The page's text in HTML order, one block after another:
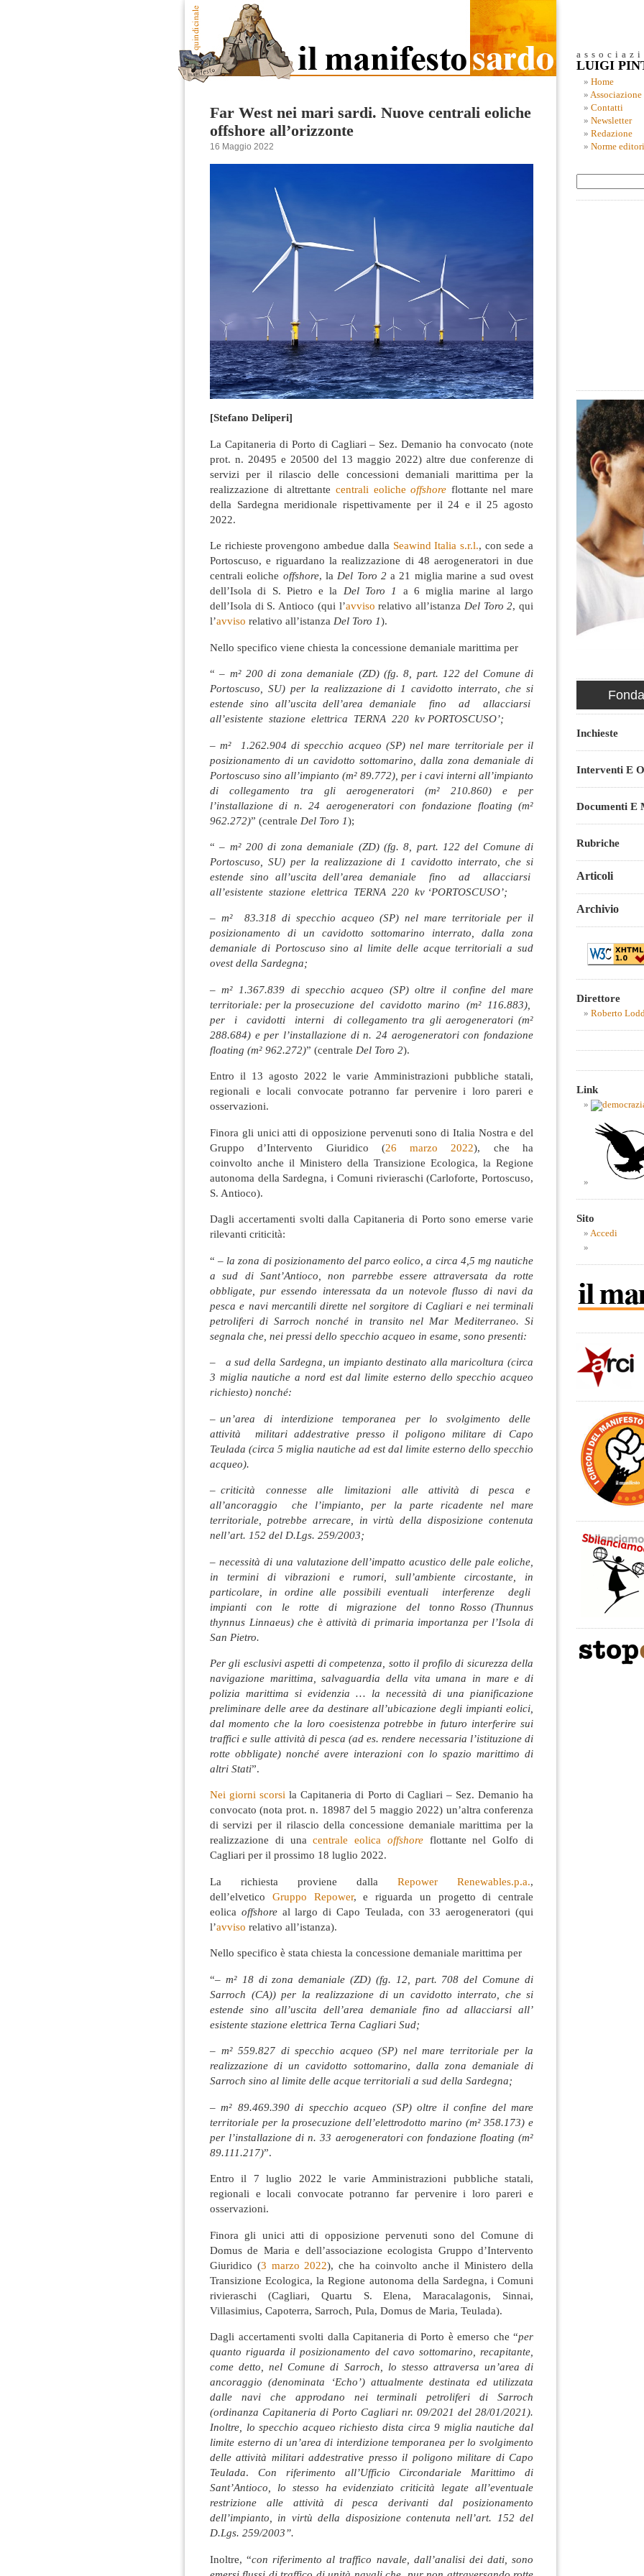
Far West nei mari sardi. Nuove centrali eoliche
offshore all’orizzonte
16 Maggio 2022
[Stefano Deliperi]
La Capitaneria di Porto di Cagliari – Sez. Demanio ha convocato (note
prot. n. 20495 e 20500 del 13 maggio 2022) altre due conferenze di
servizi per il rilascio delle concessioni demaniali marittima per la
realizzazione di altrettante centrali eolicheoffshore flottante nel mare
della Sardegna meridionale rispettivamente per il 24 e il 25 agosto
2022.
Le richieste provengono ambedue dalla Seawind Italia s.r.l., con sede a
Portoscuso, e riguardano la realizzazione di 48 aerogeneratori in due
centrali eoliche offshore, la Del Toro 2a 21 miglia marine a sud ovest
dell’Isola di S. Pietro e la Del Toro 1
a 6 miglia marine al largo
dell’Isola di S. Antioco (qui l’avviso relativo all’istanza Del Toro 2, qui
l’avviso relativo all’istanza Del Toro 1).
Nello specifico viene chiesta la concessione demaniale marittima per
“– m² 200 di zona demaniale (ZD) (fg. 8, part. 122 del Comune di
Portoscuso, SU) per la realizzazione di 1 cavidotto interrato, che si
estende sino all’uscita dell’area demaniale fino ad allacciarsi
all’esistente stazione elettrica TERNA 220 kv PORTOSCUSO’;
– m² 1.262.904 di specchio acqueo (SP) nel mare territoriale per il
posizionamento di un cavidotto sottomarino, dalla zona demaniale di
Portoscuso sino all’impianto (m² 89.772), per i cavi interni all’impianto
di collegamento tra gli aerogeneratori (m² 210.860) e per
l’installazione di n. 24 aerogeneratori con fondazione floating (m²
962.272)” (centrale Del Toro 1);
“– m² 200 di zona demaniale (ZD) (fg. 8, part. 122 del Comune di
Portoscuso, SU) per la realizzazione di 1 cavidotto interrato, che si
estende sino all’uscita dell’area demaniale fino ad allacciarsi
all’esistente stazione elettrica TERNA 220 kv ‘PORTOSCUSO’;
– m² 83.318 di specchio acqueo (SP) nel mare territoriale per il
posizionamento di un cavidotto sottomarino interrato, dalla zona
demaniale di Portoscuso sino al limite delle acque territoriali a sud
ovest della Sardegna;
– m² 1.367.839 di specchio acqueo (SP) oltre il confine del mare
territoriale: per la prosecuzione del cavidotto marino (m² 116.883),
per i cavidotti interni di collegamento tra gli aerogeneratori (m²
288.684) e per l’installazione di n. 24 aerogeneratori con fondazione
floating (m² 962.272)” (centrale Del Toro 2).
Entro il 13 agosto 2022 le varie Amministrazioni pubbliche statali,
regionali e locali convocate potranno far pervenire i loro pareri e
osservazioni.
Finora gli unici atti di opposizione pervenuti sono di Italia Nostra e del
Gruppo d’Intervento Giuridico (26 marzo 2022), che ha
coinvolto anche il Ministero della Transizione Ecologica, la Regione
autonoma della Sardegna, i Comuni rivieraschi (Carloforte, Portoscuso,
S. Antioco).
Dagli accertamenti svolti dalla Capitaneria di Porto sono emerse varie
rilevanti criticità:
“– la zona di posizionamento del parco eolico, a circa 4,5 mg nautiche
a sud di Sant’Antioco, non parrebbe essere attraversata da rotte
obbligate, pur essendo interessata da un notevole flusso di navi da
pesca e navi mercantili dirette nel sorgitore di Cagliari e nei terminali
petroliferi di Sarroch nonché in transito nel Mar Mediterraneo. Si
segnala che, nei pressi dello specchio acqueo in esame, sono presenti:
– a sud della Sardegna, un impianto destinato alla maricoltura (circa
3 miglia nautiche a nord est dal limite esterno dello specchio acqueo
richiesto) nonché:
– un’area di interdizione temporanea per lo svolgimento delle
attività militari addestrative presso il poligono militare di Capo
Teulada (circa 5 miglia nautiche ad est dal limite esterno dello specchio
acqueo).
– criticità connesse alle limitazioni alle attività di pesca e
all’ancoraggio che l’impianto, per la parte ricadente nel mare
territoriale, potrebbe arrecare, in virtù della disposizione contenuta
nell’art. 152 del D.Lgs. 259/2003;
– necessità di una valutazione dell’impatto acustico delle pale eoliche,
in termini di vibrazioni e rumori, sull’ambiente circostante, in
particolare, in ordine alle possibili eventuali interferenze degli
impianti con le rotte di migrazione del tonno Rosso (Thunnus
thynnus Linnaeus) che è attività di primaria importanza per l’Isola di
San Pietro.
Per gli esclusivi aspetti di competenza, sotto il profilo di sicurezza della
navigazione marittima, salvaguardia della vita umana in mare e di
polizia marittima si evidenzia … la necessità di una pianificazione
preliminare delle aree da destinare all’ubicazione degli impianti eolici,
dal momento che la loro coesistenza potrebbe in futuro interferire sui
traffici e sulle attività di pesca (ad es. rendere necessaria l’istituzione di
rotte obbligate) nonché avere interazioni con lo spazio marittimo di
altri Stati”.
Nei giorni scorsi la Capitaneria di Porto di Cagliari – Sez. Demanio ha
convocato (nota prot. n. 18987 del 5 maggio 2022) un’altra conferenza
di servizi per il rilascio della concessione demaniale marittima per la
realizzazione di unacentrale eolica offshoreflottante nel Golfo di
Cagliari per il prossimo 18 luglio 2022.
La richiesta proviene dalla Repower Renewables.p.a.,
dell’elvetico Gruppo Repower, e riguarda un progetto di centrale
eolica offshore al largo di Capo Teulada, con 33 aerogeneratori (qui
l’avviso relativo all’istanza).
Nello specifico è stata chiesta la concessione demaniale marittima per
“– m² 18 di zona demaniale (ZD) (fg. 12, part. 708 del Comune di
Sarroch (CA)) per la realizzazione di un cavidotto interrato, che si
estende sino all’uscita dell’area demaniale fino ad allacciarsi all’
esistente stazione elettrica Terna Cagliari Sud;
– m² 559.827 di specchio acqueo (SP) nel mare territoriale per la
realizzazione di un cavidotto sottomarino, dalla zona demaniale di
Sarroch sino al limite delle acque territoriali a sud della Sardegna;
– m² 89.469.390 di specchio acqueo (SP) oltre il confine del mare
territoriale per la prosecuzione dell’elettrodotto marino (m² 358.173) e
per l’installazione di n. 33 aerogeneratori con fondazione floating (m²
89.111.217)”.
Entro il 7 luglio 2022 le varie Amministrazioni pubbliche statali,
regionali e locali convocate potranno far pervenire i loro pareri e
osservazioni.
Finora gli unici atti di opposizione pervenuti sono del Comune di
Domus de Maria e dell’associazione ecologista Gruppo d’Intervento
Giuridico (3 marzo 2022), che ha coinvolto anche il Ministero della
Transizione Ecologica, la Regione autonoma della Sardegna, i Comuni
rivieraschi (Cagliari, Quartu S. Elena, Maracalagonis, Sinnai,
Villasimius, Capoterra, Sarroch, Pula, Domus de Maria, Teulada).
Dagli accertamenti svolti dalla Capitaneria di Porto è emerso che “per
quanto riguarda il posizionamento del cavo sottomarino, recapitante,
come detto, nel Comune di Sarroch, lo stesso attraversa un’area di
ancoraggio (denominata ‘Echo’) attualmente destinata ed utilizzata
dalle navi che approdano nei terminali petroliferi di Sarroch
(ordinanza Capitaneria di Porto Cagliari nr. 09/2021 del 28/01/2021).
Inoltre, lo specchio acqueo richiesto dista circa 9 miglia nautiche dal
limite esterno di un’area di interdizione temporanea per lo svolgimento
delle attività militari addestrative presso il poligono militare di Capo
Teulada. Con riferimento all’Ufficio Circondariale Marittimo di
Sant’Antioco, lo stesso ha evidenziato criticità legate all’eventuale
restrizione alle attività di pesca derivanti dal posizionamento
dell’impianto, in virtù della disposizione contenuta nell’art. 152 del
D.Lgs. 259/2003”.
Inoltre, “con riferimento al traffico navale, dall’analisi dei dati, sono
LUIGI
Home
Associazione
Contatti
Newsletter
Redazione
Norme
Inchieste
Interventi E
Documenti E
Rubriche
Articoli
Archivio
Direttore
Roberto
Link
Sito
Accedi